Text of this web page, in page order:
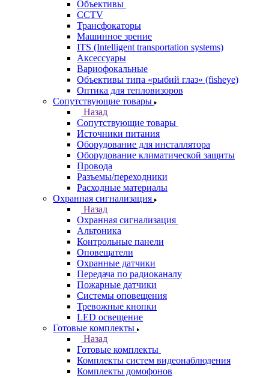
Объективы
CCTV
Трансфокаторы
Машинное зрение
ITS (Intelligent transportation systems)
Аксессуары
Вариофокальные
Объективы типа «рыбий глаз» (fisheye)
Оптика для тепловизоров
Сопутствующие товары
Назад
Сопутствующие товары
Источники питания
Оборудование для инсталлятора
Оборудование климатической защиты
Провода
Разъемы/переходники
Расходные материалы
Охранная сигнализация
Назад
Охранная сигнализация
Альтоника
Контрольные панели
Оповещатели
Охранные датчики
Передача по радиоканалу
Пожарные датчики
Системы оповещения
Тревожные кнопки
LED освещение
Готовые комплекты
Назад
Готовые комплекты
Комплекты систем видеонаблюдения
Комплекты домофонов